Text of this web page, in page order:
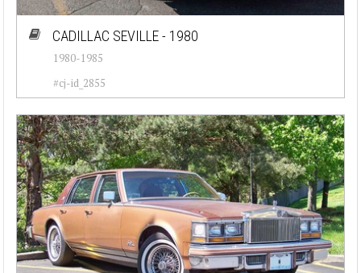
CADILLAC SEVILLE - 1980
1980-1985
#cj-id_2855